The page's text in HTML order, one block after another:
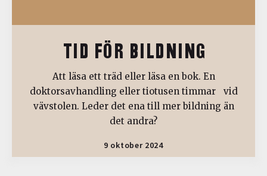
TID FÖR BILDNING
Att läsa ett träd eller läsa en bok. En
doktorsavhandling eller tiotusen timmar vid
vävstolen. Leder det ena till mer bildning än
det andra?
9 oktober 2024